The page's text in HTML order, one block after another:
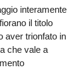
interamente
il titolo
aver trionfato in
che vale a